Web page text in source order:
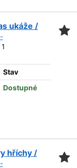
ukáže /
-
Stav
Dostupné
hříchy /
-